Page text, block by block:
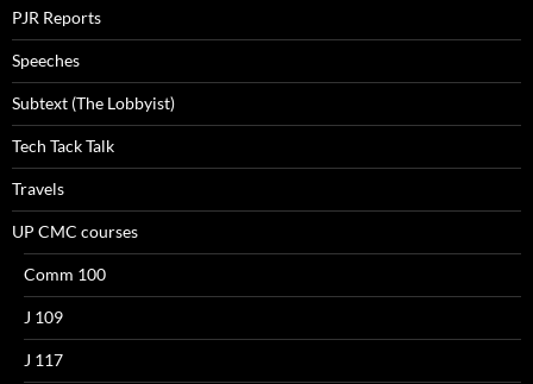
PJR Reports
Speeches
Subtext (The Lobbyist)
Tech Tack Talk
Travels
UP CMC courses
Comm 100
J 109
J 117